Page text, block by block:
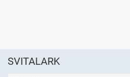
SVITALARK